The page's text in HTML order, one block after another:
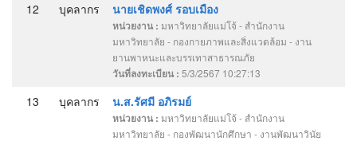
12 บุคลากร นายเชิดพงศ์ รอบเมือง
หน่วยงาน : มหาวิทยาลัยแม่โจ้ - สำนักงาน
มหาวิทยาลัย - กองกายภาพและสิ่งแวดล้อม - งาน
ยานพาหนะและบรรเทาสาธารณภัย
วันที่ลงทะเบียน : 5/3/2567 10:27:13
13 บุคลากร น.ส.รัศมี อภิรมย์
หน่วยงาน : มหาวิทยาลัยแม่โจ้ - สำนักงาน
มหาวิทยาลัย - กองพัฒนานักศึกษา - งานพัฒนาวินัย